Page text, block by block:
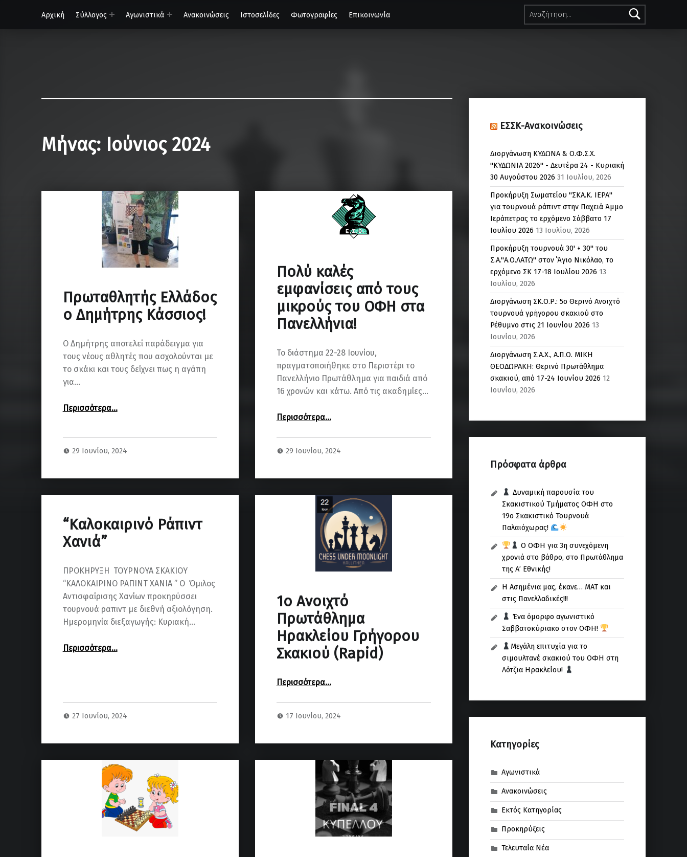
Αναζήτηση για:
Αρχική
Σύλλογος Αγωνιστικά Ανακοινώσεις Ιστοσελίδες Φωτογραφίες Επικοινωνία
Μήνας: Ιούνιος 2024
Πρωταθλητής Ελλάδος
ο Δημήτρης Κάσσιος!
Ο Δημήτρης αποτελεί παράδειγμα για
τους νέους αθλητές που ασχολούνται με
το σκάκι και τους δείχνει πως η αγάπη
για…
Περισσότερα“Πρωταθλητής Ελλάδος ο Δημήτρης Κάσσιος!”
…
29 Ιουνίου, 2024
Πολύ καλές
εμφανίσεις από τους
μικρούς του ΟΦΗ στα
Πανελλήνια!
Το διάστημα 22-28 Ιουνίου,
πραγματοποιήθηκε στο Περιστέρι το
Πανελλήνιο Πρωτάθλημα για παιδιά από
16 χρονών και κάτω. Από τις ακαδημίες…
Περισσότερα“Πολύ καλές εμφανίσεις από τους μικρούς του ΟΦΗ στα Πανελλήνια!”
…
29 Ιουνίου, 2024
“Καλοκαιρινό Ράπιντ
Χανιά”
ΠΡΟΚΗΡΥΞΗ ΤΟΥΡΝΟΥΑ ΣΚΑΚΙΟΥ
“ΚΑΛΟΚΑΙΡΙΝΟ ΡΑΠΙΝΤ ΧΑΝΙΑ ” Ο Όμιλος
Αντισφαίρισης Χανίων προκηρύσσει
τουρνουά ραπιντ με διεθνή αξιολόγηση.
Ημερομηνία διεξαγωγής: Κυριακή…
Περισσότερα…
27 Ιουνίου, 2024
1o Ανοιχτό
Πρωτάθλημα
Ηρακλείου Γρήγορου
Σκακιού (Rapid)
Περισσότερα“1o Ανοιχτό Πρωτάθλημα Ηρακλείου Γρήγορου Σκακιού (Rapid)”
…
17 Ιουνίου, 2024
ΕΣΣΚ-Ανακοινώσεις
Διοργάνωση ΚΥΔΩΝΑ & Ο.Φ.Σ.Χ.
"ΚΥΔΩΝΙΑ 2026" - Δευτέρα 24 - Κυριακή
30 Αυγούστου 2026 31 Ιουλίου, 2026
Προκήρυξη Σωματείου "ΣΚΑ.Κ. ΙΕΡΑ"
για τουρνουά ράπιντ στην Παχειά Άμμο
Ιεράπετρας το ερχόμενο Σάββατο 17
Ιουλίου 2026 13 Ιουλίου, 2026
Προκήρυξη τουρνουά 30' + 30'' του
Σ.Α."Α.Ο.ΛΑΤΩ" στον ΄Άγιο Νικόλαο, το
ερχόμενο ΣΚ 17-18 Ιουλίου 2026 13
Ιουλίου, 2026
Διοργάνωση ΣΚ.Ο.Ρ.: 5o Θερινό Ανοιχτό
τουρνουά γρήγορου σκακιού στο
Ρέθυμνο στις 21 Ιουνίου 2026 13
Ιουνίου, 2026
Διοργάνωση Σ.Α.Χ., Α.Π.Ο. ΜΙΚΗ
ΘΕΟΔΩΡΑΚΗ: Θερινό Πρωτάθλημα
σκακιού, από 17-24 Ιουνίου 2026 12
Ιουνίου, 2026
Πρόσφατα άρθρα
Δυναμική παρουσία του
Σκακιστικού Τμήματος ΟΦΗ στο
19ο Σκακιστικό Τουρνουά
Παλαιόχωρας!
Ο ΟΦΗ για 3η συνεχόμενη
χρονιά στο βάθρο, στο Πρωτάθλημα
της Α’ Εθνικής!
Η Ασημένια μας, έκανε… ΜΑΤ και
στις Πανελλαδικές!!!
Ένα όμορφο αγωνιστικό
Σαββατοκύριακο στον ΟΦΗ!
Μεγάλη επιτυχία για το
σιμουλτανέ σκακιού του ΟΦΗ στη
Λότζια Ηρακλείου!
Kατηγορίες
Αγωνιστικά
Ανακοινώσεις
Εκτός Κατηγορίας
Προκηρύξεις
Τελευταία Νέα